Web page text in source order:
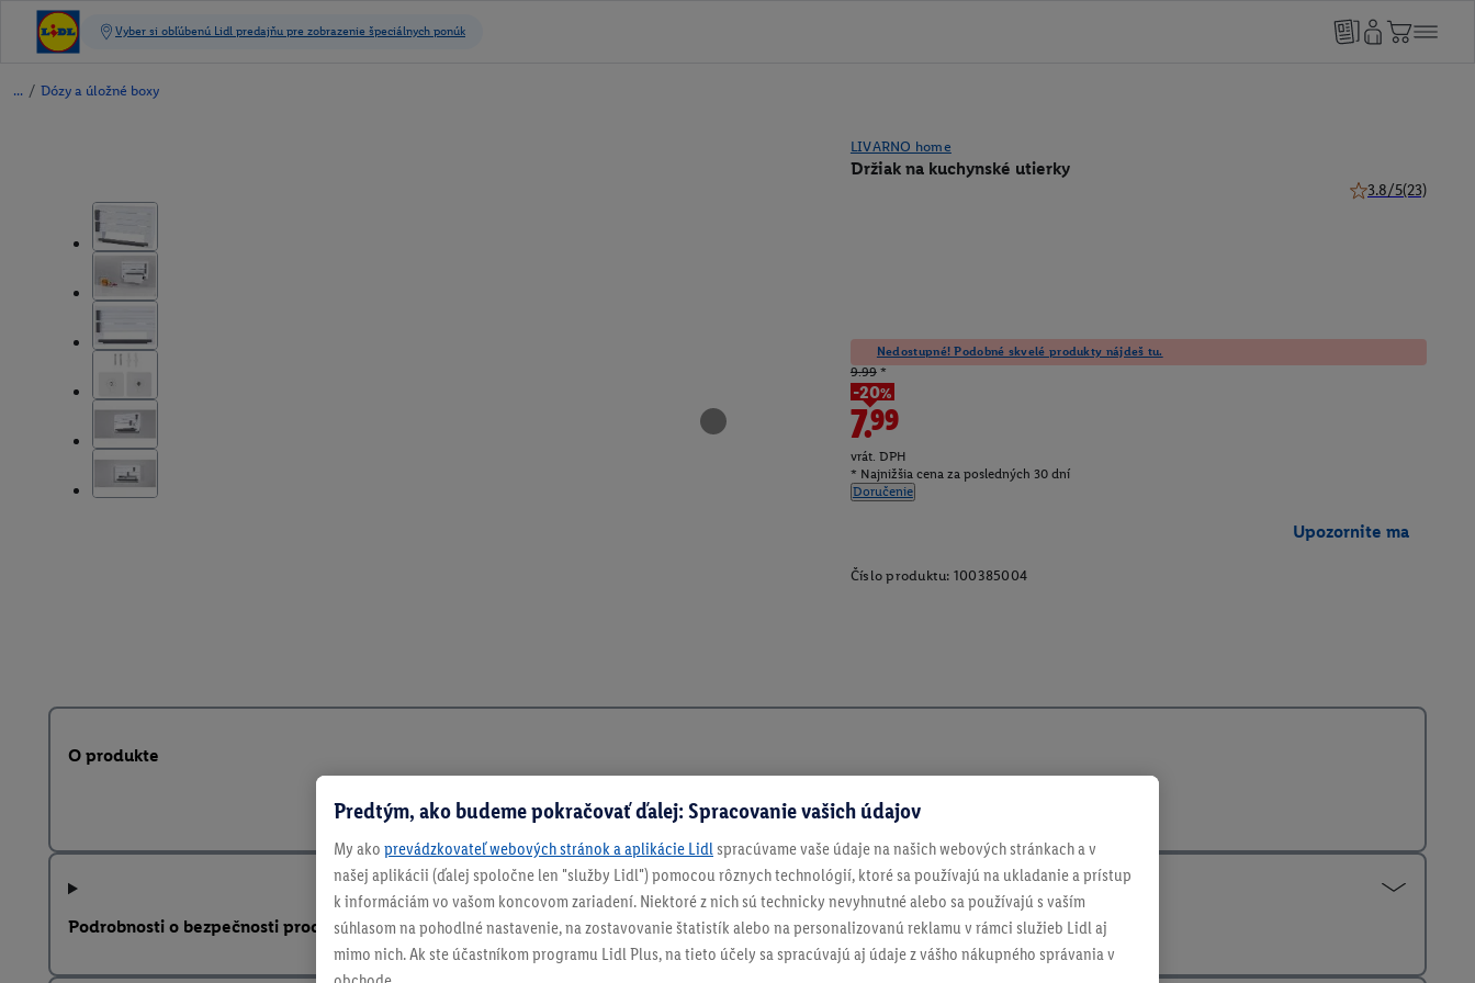
/ Dózy a úložné boxy
LIVARNO home
Držiak na kuchynské utierky
3.8/5(23)
Nedostupné! Podobné skvelé produkty nájdeš tu.
9.99*
-20%
7.99
vrát. DPH
* Najnižšia cena za posledných 30 dní
Doručenie
Upozornite ma
Číslo produktu: 100385004
O produkte
Podrobnosti o bezpečnosti produktu
Predtým, ako budeme pokračovať ďalej: Spracovanie vašich údajov
My ako prevádzkovateľ webových stránok a aplikácie Lidl spracúvame vaše údaje na našich webových stránkach a v
našej aplikácii (ďalej spoločne len "služby Lidl") pomocou rôznych technológií, ktoré sa používajú na ukladanie a prístup
k informáciám vo vašom koncovom zariadení. Niektoré z nich sú technicky nevyhnutné alebo sa používajú s vaším
súhlasom na pohodlné nastavenie, na zostavovanie štatistík alebo na personalizovanú reklamu v rámci služieb Lidl aj
mimo nich. Ak ste účastníkom programu Lidl Plus, na tieto účely sa spracúvajú aj údaje z vášho nákupného správania v